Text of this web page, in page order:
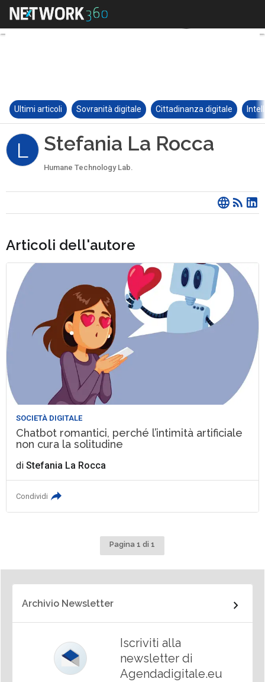
Ultimi articoli Sovranità digitale Cittadinanza digitale
L Stefania La Rocca
Humane Technology Lab.
Articoli dell'autore
SOCIETÀ DIGITALE
Chatbot romantici, perché l’intimità artificiale
non cura la solitudine
diStefania La Rocca
Condividi
Pagina 1 di 1
Archivio Newsletter
Iscriviti alla
newsletter di
Agendadigitale.eu